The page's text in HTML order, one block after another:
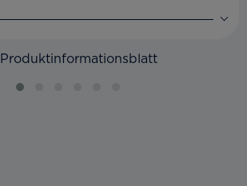
Produktinformationsblatt